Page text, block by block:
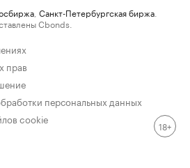
Санкт-Петербургская биржа
Cbonds.
прав
персональных данных
cookie
18+